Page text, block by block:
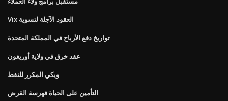
Vix العقود الآجلة لتسوية
تواريخ دفع الأرباح في المملكة المتحدة
عقد خرق في ولاية أوريغون
ويكي المكرر للنفط
التأمين على الحياة فهرسة القرض